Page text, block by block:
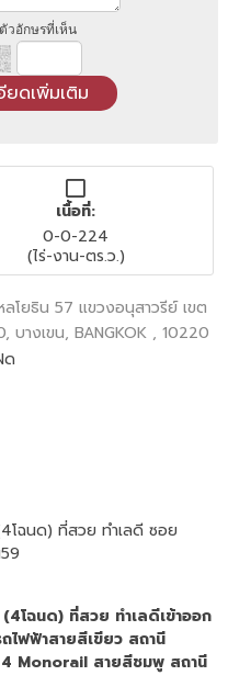
วอักษรที่เห็น
เนื้อที่:
0-0-224
(ไร่-งาน-ตร.ว.)
ยธิน 57 แขวงอนุสาวรีย์ เขต
บางเขน, BANGKOK , 10220
ด
โฉนด) ที่สวย ทำเลดี ซอย
โฉนด) ที่สวย ทำเลดีเข้าออก
ไฟฟ้าสายสีเขียว สถานี
Monorail สายสีชมพู สถานี